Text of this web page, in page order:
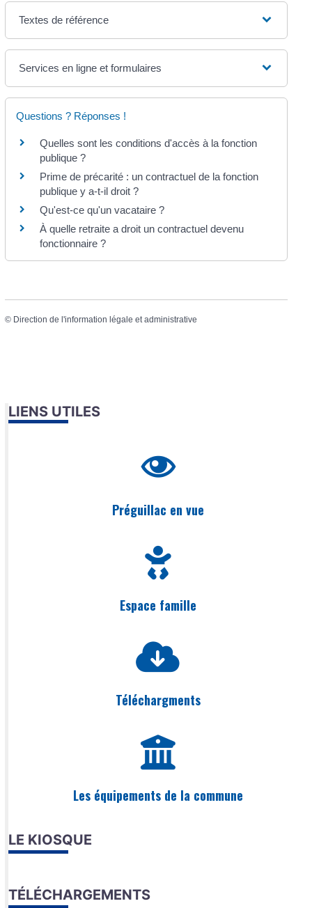
Textes de référence
Services en ligne et formulaires
Questions ? Réponses !
Quelles sont les conditions d'accès à la fonction
publique ?
Prime de précarité : un contractuel de la fonction
publique y a-t-il droit ?
Qu'est-ce qu'un vacataire ?
À quelle retraite a droit un contractuel devenu
fonctionnaire ?
© Direction de l'information légale et administrative
LIENS UTILES
Préguillac en vue
Espace famille
Téléchargments
Les équipements de la commune
LE KIOSQUE
TÉLÉCHARGEMENTS